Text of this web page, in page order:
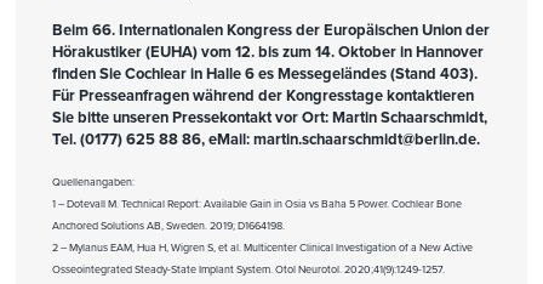
Beim 66. Internationalen Kongress der Europäischen Union der
Hörakustiker (EUHA) vom 12. bis zum 14. Oktober in Hannover
finden Sie Cochlear in Halle 6 es Messegeländes (Stand 403).
Für Presseanfragen während der Kongresstage kontaktieren
Sie bitte unseren Pressekontakt vor Ort: Martin Schaarschmidt,
Tel. (0177) 625 88 86, eMail: martin.schaarschmidt@berlin.de.
Quellenangaben:
1 – Dotevall M. Technical Report: Available Gain in Osia vs Baha 5 Power. Cochlear Bone
Anchored Solutions AB, Sweden. 2019; D1664198.
2 – Mylanus EAM, Hua H, Wigren S, et al. Multicenter Clinical Investigation of a New Active
Osseointegrated Steady-State Implant System. Otol Neurotol. 2020;41(9):1249-1257.